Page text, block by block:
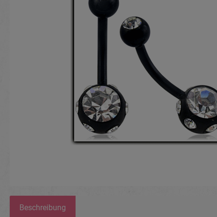
Beschreibung